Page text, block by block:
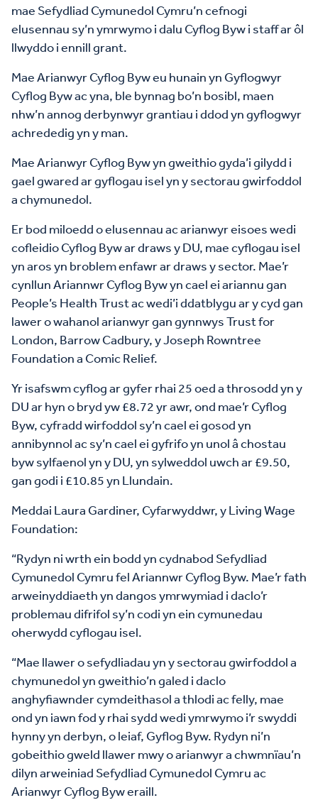
mae Sefydliad Cymunedol Cymru’n cefnogi
elusennau sy’n ymrwymo i dalu Cyflog Byw i staff ar ôl
llwyddo i ennill grant.
Mae Arianwyr Cyflog Byw eu hunain yn Gyflogwyr
Cyflog Byw ac yna, ble bynnag bo’n bosibl, maen
nhw’n annog derbynwyr grantiau i ddod yn gyflogwyr
achrededig yn y man.
Mae Arianwyr Cyflog Byw yn gweithio gyda’i gilydd i
gael gwared ar gyflogau isel yn y sectorau gwirfoddol
a chymunedol.
Er bod miloedd o elusennau ac arianwyr eisoes wedi
cofleidio Cyflog Byw ar draws y DU, mae cyflogau isel
yn aros yn broblem enfawr ar draws y sector. Mae’r
cynllun Ariannwr Cyflog Byw yn cael ei ariannu gan
People’s Health Trust ac wedi’i ddatblygu ar y cyd gan
lawer o wahanol arianwyr gan gynnwys Trust for
London, Barrow Cadbury, y Joseph Rowntree
Foundation a Comic Relief.
Yr isafswm cyflog ar gyfer rhai 25 oed a throsodd yn y
DU ar hyn o bryd yw £8.72 yr awr, ond mae’r Cyflog
Byw, cyfradd wirfoddol sy’n cael ei gosod yn
annibynnol ac sy’n cael ei gyfrifo yn unol â chostau
byw sylfaenol yn y DU, yn sylweddol uwch ar £9.50,
gan godi i £10.85 yn Llundain.
Meddai Laura Gardiner, Cyfarwyddwr, y Living Wage
Foundation:
“Rydyn ni wrth ein bodd yn cydnabod Sefydliad
Cymunedol Cymru fel Ariannwr Cyflog Byw. Mae’r fath
arweinyddiaeth yn dangos ymrwymiad i daclo’r
problemau difrifol sy’n codi yn ein cymunedau
oherwydd cyflogau isel.
“Mae llawer o sefydliadau yn y sectorau gwirfoddol a
chymunedol yn gweithio’n galed i daclo
anghyfiawnder cymdeithasol a thlodi ac felly, mae
ond yn iawn fod y rhai sydd wedi ymrwymo i’r swyddi
hynny yn derbyn, o leiaf, Gyflog Byw. Rydyn ni’n
gobeithio gweld llawer mwy o arianwyr a chwmnïau’n
dilyn arweiniad Sefydliad Cymunedol Cymru ac
Arianwyr Cyflog Byw eraill.